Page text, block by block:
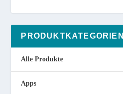
PRODUKTKATEGORIEN
Alle Produkte
Apps